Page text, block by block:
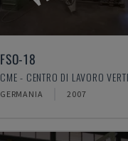
FSO-18
GERMANIA 2007